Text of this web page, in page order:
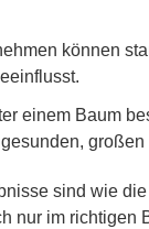
können
einem Baum
sind wie
nur im richtigen